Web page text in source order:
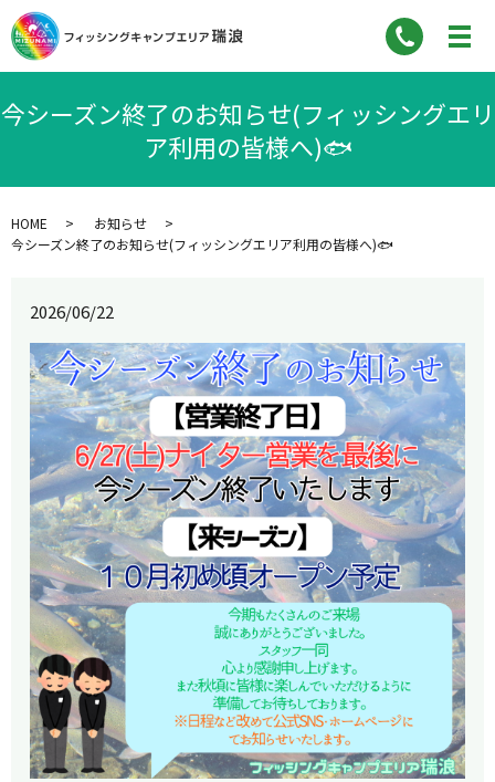
今シーズン終了のお知らせ(フィッシングエリ
ア利用の皆様へ)🐟
HOME
お知らせ
今シーズン終了のお知らせ(フィッシングエリア利用の皆様へ)🐟
2026/06/22